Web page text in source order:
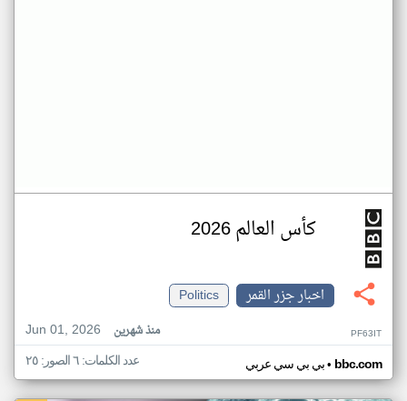
كأس العالم 2026
اخبار جزر القمر
Politics
Jun 01, 2026
منذ شهرين PF63IT
بي بي سي عربي• bbc.com عدد الكلمات: ٦ الصور: ٢٥